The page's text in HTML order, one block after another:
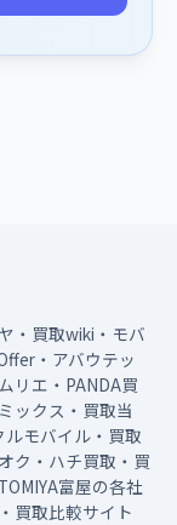
・買取wiki・モバ
・アバウテッ
リエ・PANDA買
ックス・買取当
モバイル・買取
ク・ハチ買取・買
富屋の各社
買取比較サイト